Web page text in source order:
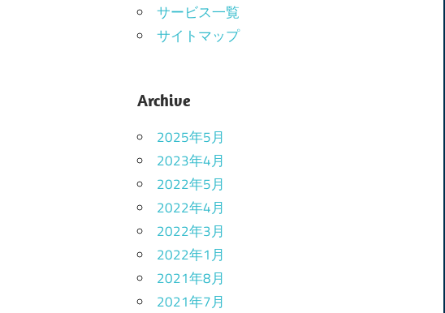
サービス一覧
サイトマップ
Archive
2025年5月
2023年4月
2022年5月
2022年4月
2022年3月
2022年1月
2021年8月
2021年7月